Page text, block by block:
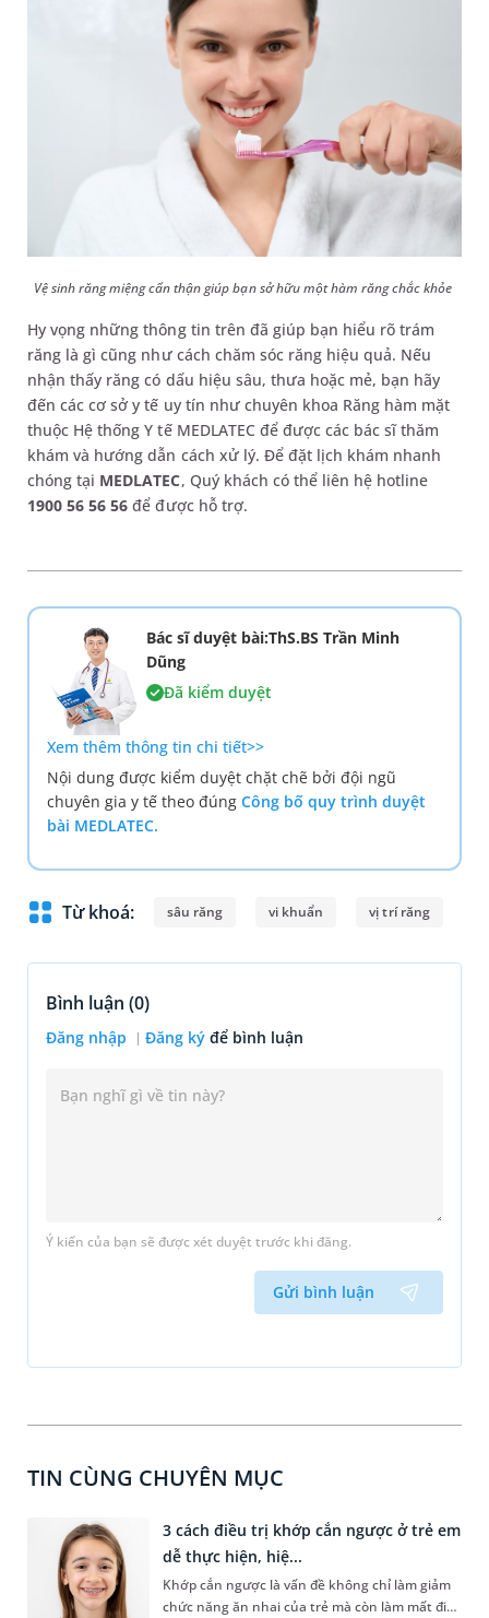
Vệ sinh răng miệng cẩn thận giúp bạn sở hữu một hàm răng chắc khỏe
Hy vọng những thông tin trên đã giúp bạn hiểu rõ trám
răng là gì cũng như cách chăm sóc răng hiệu quả. Nếu
nhận thấy răng có dấu hiệu sâu, thưa hoặc mẻ, bạn hãy
đến các cơ sở y tế uy tín như chuyên khoa Răng hàm mặt
thuộc Hệ thống Y tế MEDLATEC để được các bác sĩ thăm
khám và hướng dẫn cách xử lý. Để đặt lịch khám nhanh
chóng tại MEDLATEC, Quý khách có thể liên hệ hotline
1900 56 56 56 để được hỗ trợ.
Bác sĩ duyệt bài:ThS.BS Trần Minh
Dũng
Đã kiểm duyệt
Xem thêm thông tin chi tiết>>
Nội dung được kiểm duyệt chặt chẽ bởi đội ngũ
chuyên gia y tế theo đúng Công bố quy trình duyệt
bài MEDLATEC.
Từ khoá: sâu răng vi khuẩn vị trí răng
Bình luận (0)
Đăng nhập Đăng ký để bình luận
Ý kiến của bạn sẽ được xét duyệt trước khi đăng.
Gửi bình luận
TIN CÙNG CHUYÊN MỤC
3 cách điều trị khớp cắn ngược ở trẻ em
dễ thực hiện, hiệ...
Khớp cắn ngược là vấn đề không chỉ làm giảm
chức năng ăn nhai của trẻ mà còn làm mất đi